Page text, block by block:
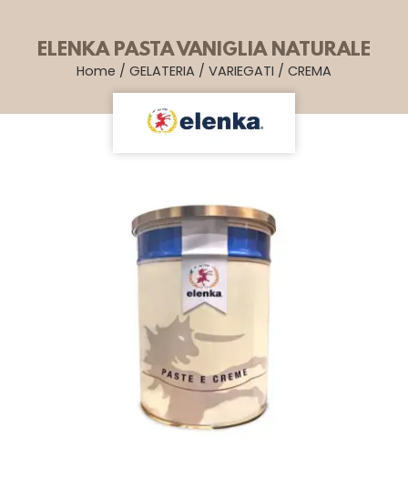
ELENKA PASTA VANIGLIA NATURALE
Home / GELATERIA / VARIEGATI / CREMA